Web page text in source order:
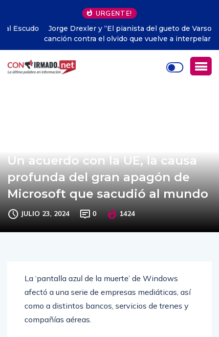
URGENTE!
Jorge Drexler y “El pianista del gueto de Varsovia”: una
canción contra el olvido que vuelve a interpelar al mundo
Un acuerdo con la UE, la causa
profunda del gran apagón de
Microsoft que sacudió al mundo
JULIO 23, 2024 0 1424
La ‘pantalla azul de la muerte’ de Windows
afectó a una serie de empresas mediáticas, así
como a distintos bancos, servicios de trenes y
compañías aéreas.